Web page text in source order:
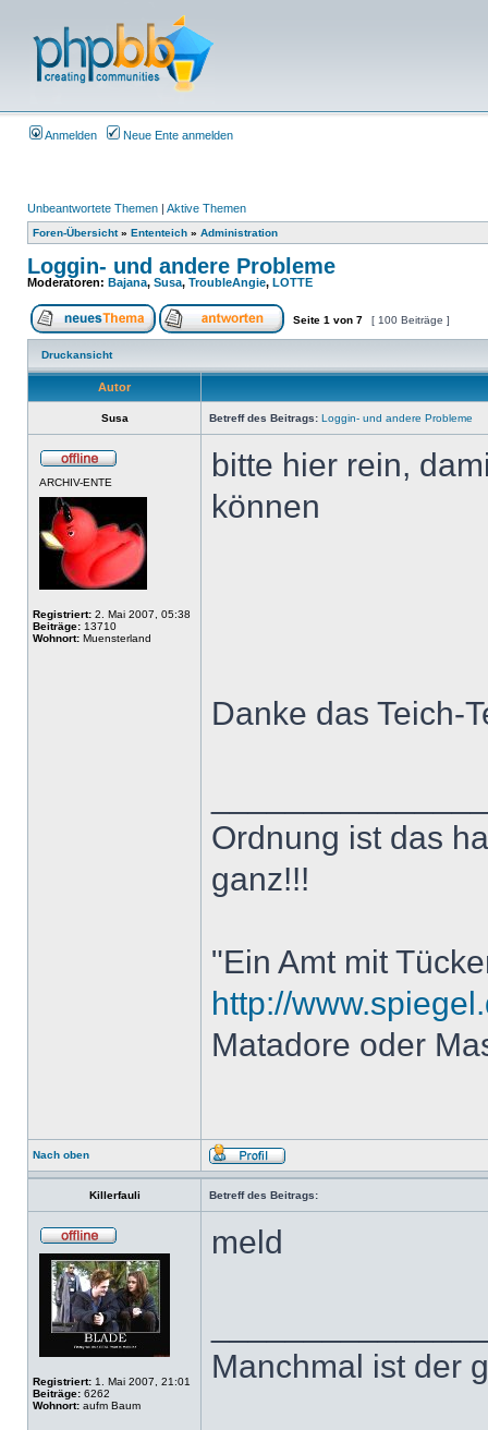
Anmelden Neue Ente anmelden
Unbeantwortete Themen | Aktive Themen
Foren-Übersicht» Ententeich » Administration
Loggin- und andere Probleme
Moderatoren: Bajana, Susa, TroubleAngie, LOTTE
Seite 1 von 7 [ 100 Beiträge ]
Druckansicht
Autor
Susa Betreff des Beitrags: Loggin- und andere Probleme
ARCHIV-ENTE
Registriert: 2. Mai 2007, 05:38
Beiträge: 13710
Wohnort: Muensterland
bitte hier rein,
können
Danke das Teich-
Ordnung ist das
ganz!!!
"Ein Amt mit
http://
Matadore oder
Nach oben
Killerfauli Betreff des Beitrags:
Registriert: 1. Mai 2007, 21:01
Beiträge: 6262
Wohnort: aufm Baum
meld
Manchmal ist der